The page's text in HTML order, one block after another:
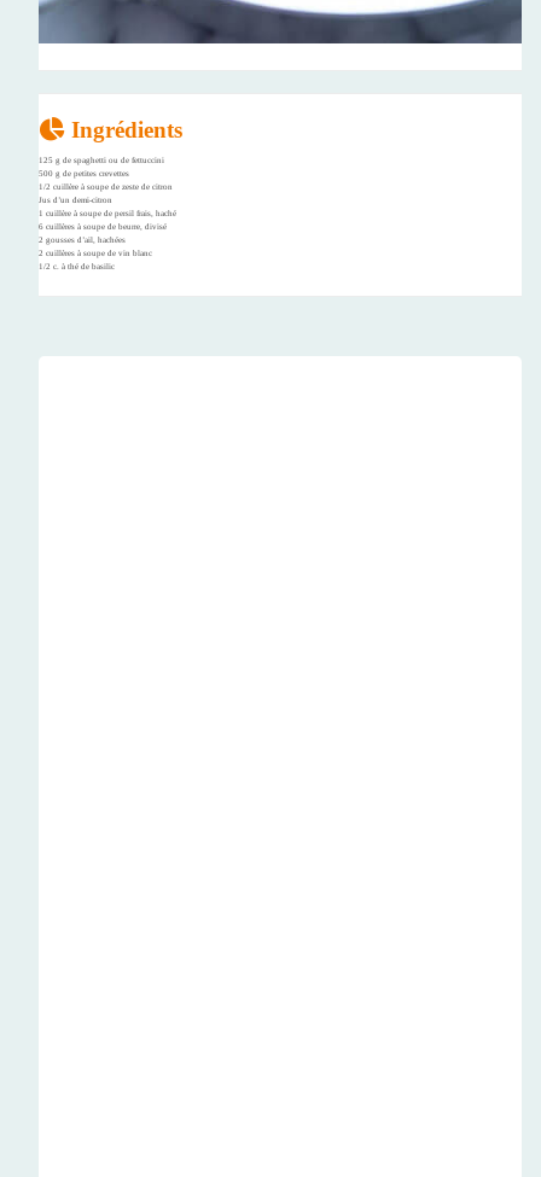
Ingrédients
125 g de spaghetti ou de fettuccini
500 g de petites crevettes
1/2 cuillère à soupe de zeste de citron
Jus d’un demi-citron
1 cuillère à soupe de persil frais, haché
6 cuillères à soupe de beurre, divisé
2 gousses d’ail, hachées
2 cuillères à soupe de vin blanc
1/2 c. à thé de basilic